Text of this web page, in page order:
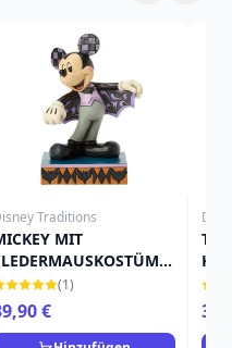
Traditions
MIT
-
TRADITIONS
(1)
€